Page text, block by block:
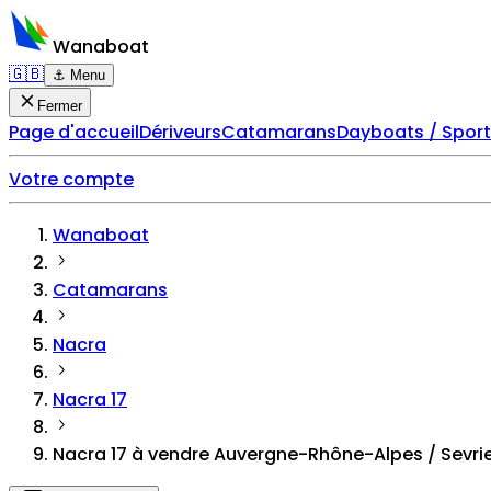
Wanaboat
🇬🇧 ⚓ Menu
Fermer
Page d'accueilDériveursCatamaransDayboats /
Votre compte
Wanaboat
Catamarans
Nacra
Nacra 17
Nacra 17 à vendre Auvergne-Rhône-Alpes /